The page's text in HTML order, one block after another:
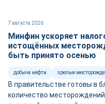
7 августа 2026
Минфин ускоряет
истощённых
быть принято осенью
добыча нефти зрелые
В правительстве готовы в
количество